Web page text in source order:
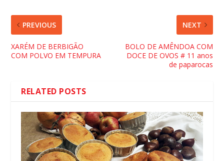
PREVIOUS
XARÉM DE BERBIGÃO
COM POLVO EM TEMPURA
NEXT
BOLO DE AMÊNDOA COM
DOCE DE OVOS # 11 anos
de paparocas
RELATED POSTS